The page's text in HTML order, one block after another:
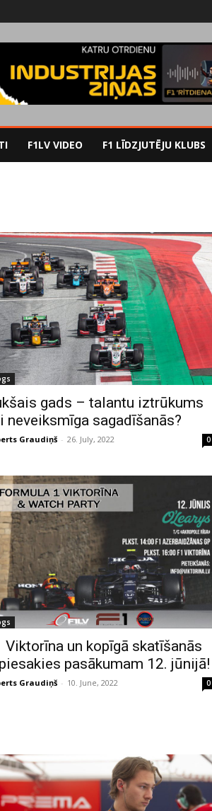
F1LV VIDEO F1 LĪDZJUTĒJU KLUBS
gads – talantu iztrūkums
neveiksmīga sagadīšanās?
Graudiņš - 26. July, 2022 0
Viktorīna un kopīgā skatīšanās
pasākumam 12. jūnijā!
Graudiņš - 10. June, 2022 0